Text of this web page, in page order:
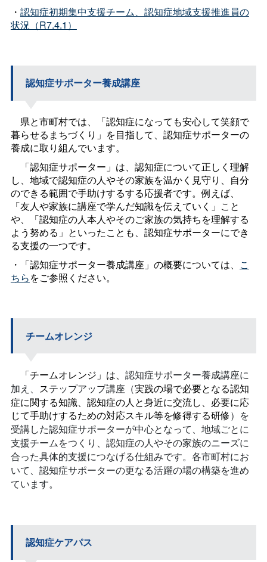
・ 認知症初期集中支援チーム、認知症地域支援推進員の
状況（R7.4.1）
認知症サポーター養成講座
県と市町村では、「認知症になっても安心して笑顔で
暮らせるまちづくり」を目指して、認知症サポーターの
養成に取り組んでいます。
「認知症サポーター」は、認知症について正しく理解
し、地域で認知症の人やその家族を温かく見守り、自分
のできる範囲で手助けするする応援者です。例えば、
「友人や家族に講座で学んだ知識を伝えていく」こと
や、「認知症の人本人やそのご家族の気持ちを理解する
よう努める」といったことも、認知症サポーターにでき
る支援の一つです。
・「認知症サポーター養成講座」の概要については、 こ
ちらをご参照ください。
チームオレンジ
「チームオレンジ」は、
認知症サポーター養成講座に
加え、 ステップアップ講座（実践の場で必要となる認知
症に関する知識、認知症の人と身近に交流し、必要に応
じて手助けするための対応スキル等を修得する研修 ）を
受講した認知症サポーターが中心となって、地域ごとに
支援チームをつくり、認知症の人やその家族のニーズに
合った具体的支援につなげる仕組みです。 各市町村にお
いて、 認知症サポーターの更なる活躍の場の構築を進め
ています。
認知症ケアパス